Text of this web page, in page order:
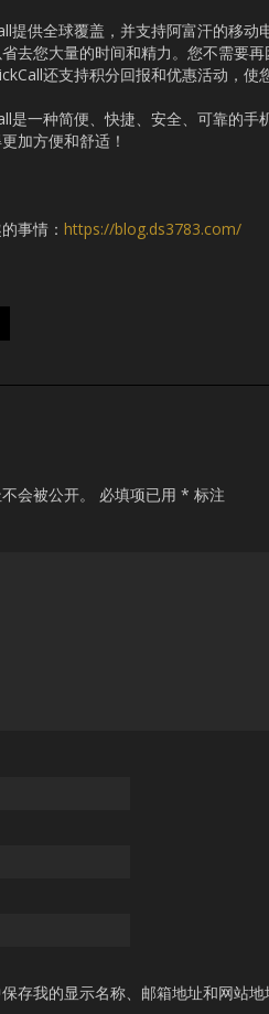
提供全球覆盖，并支持阿富汗的移
去您大量的时间和精力。您不需要
还支持积分回报和优惠活动，使
是一种简便、快捷、安全、可靠的
加方便和舒适！
事情： https://blog.ds3783.com/
会被公开。 必填项已用 * 标注
存我的显示名称、邮箱地址和网站地